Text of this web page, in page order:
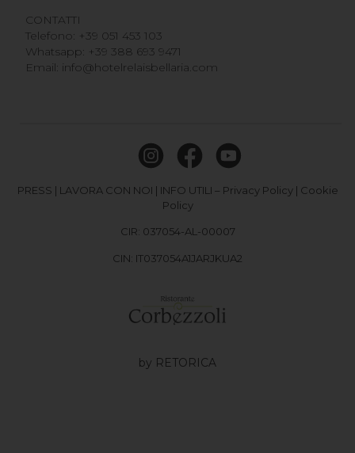
CONTATTI
Telefono: +39 051 453 103
Whatsapp: +39 388 693 9471
Email: info@hotelrelaisbellaria.com
PRESS | LAVORA CON NOI | INFO UTILI – Privacy Policy| Cookie
Policy
CIR: 037054-AL-00007
CIN: IT037054A1JARJKUA2
by RETORICA